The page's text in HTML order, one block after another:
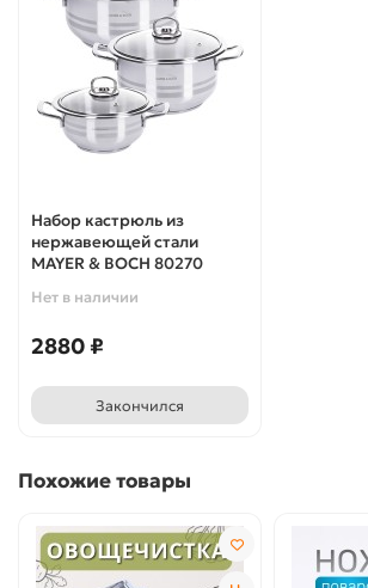
Набор кастрюль из
нержавеющей стали
MAYER & BOCH 80270
Нет в наличии
2880 ₽
Закончился
Похожие товары